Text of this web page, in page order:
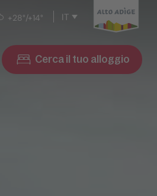
+28°/+14° IT
Cerca il tuo alloggio